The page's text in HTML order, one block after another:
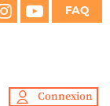
FAQ
Connexion